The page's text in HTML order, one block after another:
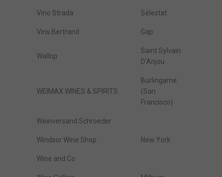
Vino Strada Sélestat
Vins Bertrand Gap
Wallop
Saint Sylvain
D'Anjou
WEIMAX WINES & SPIRITS
Burlingame
(San
Francisco)
Weinversand Schroeder
Windsor Wine Shop New York
Wine and Co